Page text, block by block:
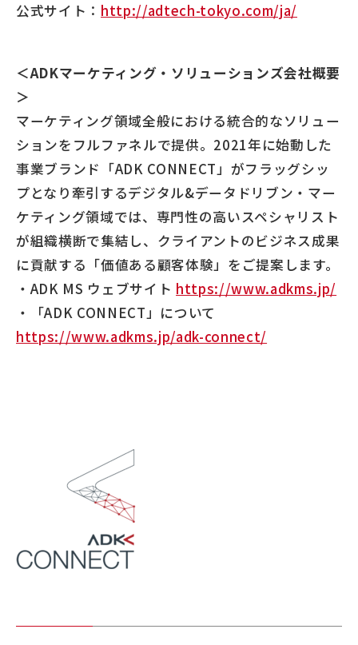
公式サイト： http://adtech-tokyo.com/ja/
＜ADKマーケティング・ソリューションズ会社概要
＞
マーケティング領域全般における統合的なソリュー
ションをフルファネルで提供。2021年に始動した
事業ブランド「ADK CONNECT」がフラッグシッ
プとなり牽引するデジタル&データドリブン・マー
ケティング領域では、専門性の高いスペシャリスト
が組織横断で集結し、クライアントのビジネス成果
に貢献する「価値ある顧客体験」をご提案します。
・ADK MS ウェブサイト https://www.adkms.jp/
・「ADK CONNECT」について
https://www.adkms.jp/adk-connect/